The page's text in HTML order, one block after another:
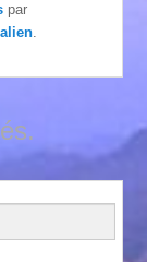
par